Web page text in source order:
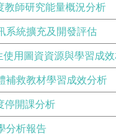
師研究能量概況分析
系統擴充及開發評估
用圖資資源與學習成
補救教材學習成效分析
停開課分析
分析報告